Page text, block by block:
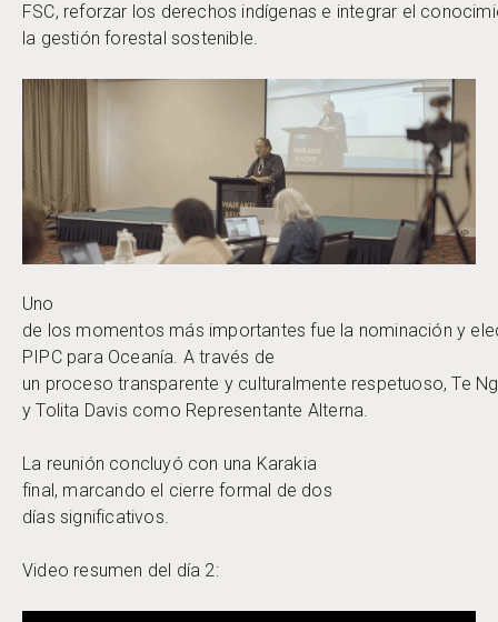
FSC, reforzar los derechos indígenas e integrar el
la gestión forestal sostenible.
Uno
de los momentos más importantes fue la nominación y
PIPC para Oceanía. A través de
un proceso transparente y culturalmente respetuoso, Te
y Tolita Davis como Representante Alterna.
La reunión concluyó con una Karakia
final, marcando el cierre formal de dos
días significativos.
Video resumen del día 2: